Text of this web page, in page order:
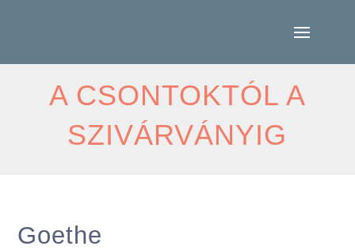
A CSONTOKTÓL A
SZIVÁRVÁNYIG
Goethe